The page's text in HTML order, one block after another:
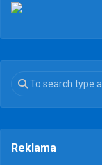
Reklama